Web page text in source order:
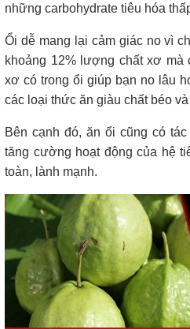
những carbohydrate tiêu hóa
Ổi dễ mang lại cảm giác no vì
khoảng 12% lượng chất xơ mà
xơ có trong ổi giúp bạn no lâu
các loại thức ăn giàu chất béo
Bên cạnh đó, ăn ổi cũng có
tăng cường hoạt động của hệ
toàn, lành mạnh.